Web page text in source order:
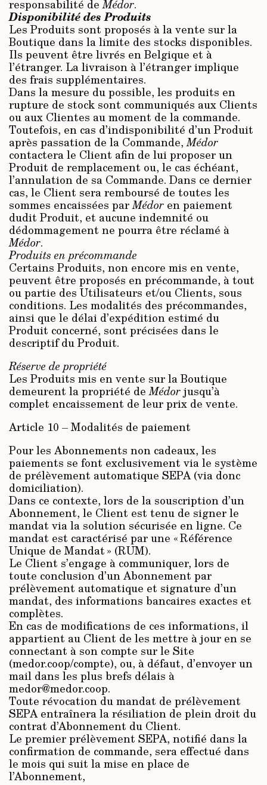
responsabilité deMédor.
Disponibilité des Produits
Les Produits sont proposés à la vente sur la
Boutique dans la limite des stocks disponibles.
Ils peuvent être livrés en Belgique et à
l’étranger. La livraison à l’étranger implique
des frais supplémentaires.
Dans la mesure du possible, les produits en
rupture de stock sont communiqués aux Clients
ou aux Clientes au moment de la commande.
Toutefois, en cas d’indisponibilité d’un Produit
après passation de la Commande,Médor
contactera le Client afin de lui proposer un
Produit de remplacement ou, le cas échéant,
l’annulation de sa Commande. Dans ce dernier
cas, le Client sera remboursé de toutes les
sommes encaissées parMédor en paiement
dudit Produit, et aucune indemnité ou
dédommagement ne pourra être réclamé à
Médor.
Produits en précommande
Certains Produits, non encore mis en vente,
peuvent être proposés en précommande, à tout
ou partie des Utilisateurs et/ou Clients, sous
conditions. Les modalités des précommandes,
ainsi que le délai d’expédition estimé du
Produit concerné, sont précisées dans le
descriptif du Produit.
Réserve de propriété
Les Produits mis en vente sur la Boutique
demeurent la propriété deMédorjusqu’à
complet encaissement de leur prix de vente.
Article 10 – Modalités de paiement
Pour les Abonnements non cadeaux, les
paiements se font exclusivement via le système
de prélèvement automatique SEPA (via donc
domiciliation).
Dans ce contexte, lors de la souscription d’un
Abonnement, le Client est tenu de signer le
mandat via la solution sécurisée en ligne. Ce
mandat est caractérisé par une « Référence
Unique de Mandat » (RUM).
Le Client s’engage à communiquer, lors de
toute conclusion d’un Abonnement par
prélèvement automatique et signature d’un
mandat, des informations bancaires exactes et
complètes.
En cas de modifications de ces informations, il
appartient au Client de les mettre à jour en se
connectant à son compte sur le Site
(medor.coop/compte), ou, à défaut, d’envoyer un
mail dans les plus brefs délais à
medor@medor.coop.
Toute révocation du mandat de prélèvement
SEPA entraînera la résiliation de plein droit du
contrat d’Abonnement du Client.
Le premier prélèvement SEPA, notifié dans la
confirmation de commande, sera effectué dans
le mois qui suit la mise en place de
l’Abonnement,